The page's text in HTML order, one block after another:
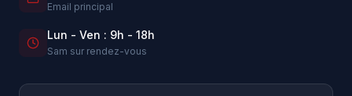
Email principal
Lun - Ven : 9h - 18h
Sam sur rendez-vous